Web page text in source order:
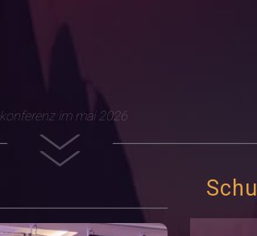
im mai 2026